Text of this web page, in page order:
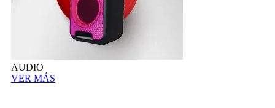
AUDIO
VER MÁS